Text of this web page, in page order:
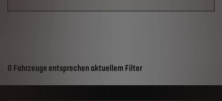
Suchergebnisse
0 Fahrzeuge entsprechen aktuellem Filter